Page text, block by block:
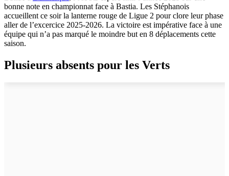
bonne note en championnat face à Bastia. Les Stéphanois
accueillent ce soir la lanterne rouge de Ligue 2 pour clore leur phase
aller de l’excercice 2025-2026. La victoire est impérative face à une
équipe qui n’a pas marqué le moindre but en 8 déplacements cette
saison.
Plusieurs absents pour les Verts